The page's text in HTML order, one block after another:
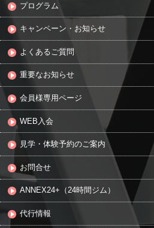
プログラム
キャンペーン・お知らせ
よくあるご質問
重要なお知らせ
会員様専用ページ
WEB入会
見学・体験予約のご案内
お問合せ
ANNEX24+（24時間ジム）
代行情報